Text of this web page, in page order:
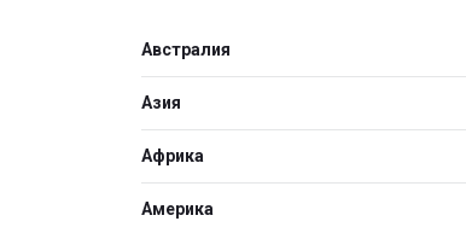
Австралия
Азия
Африка
Америка